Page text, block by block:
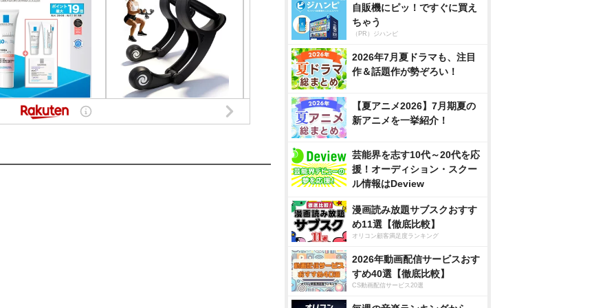
自販機にピッ！ですぐに買え
ちゃう
（PR）ジハンピ
2026年7月夏ドラマも、注目
作＆話題作が勢ぞろい！
【夏アニメ2026】7月期夏の
新アニメを一挙紹介！
芸能界を志す10代～20代を応
援！オーディション・スクー
ル情報はDeview
漫画読み放題サブスクおすす
め11選【徹底比較】
オリコン顧客満足度ランキング
2026年動画配信サービスおす
すめ40選【徹底比較】
CS動画配信サービス20選